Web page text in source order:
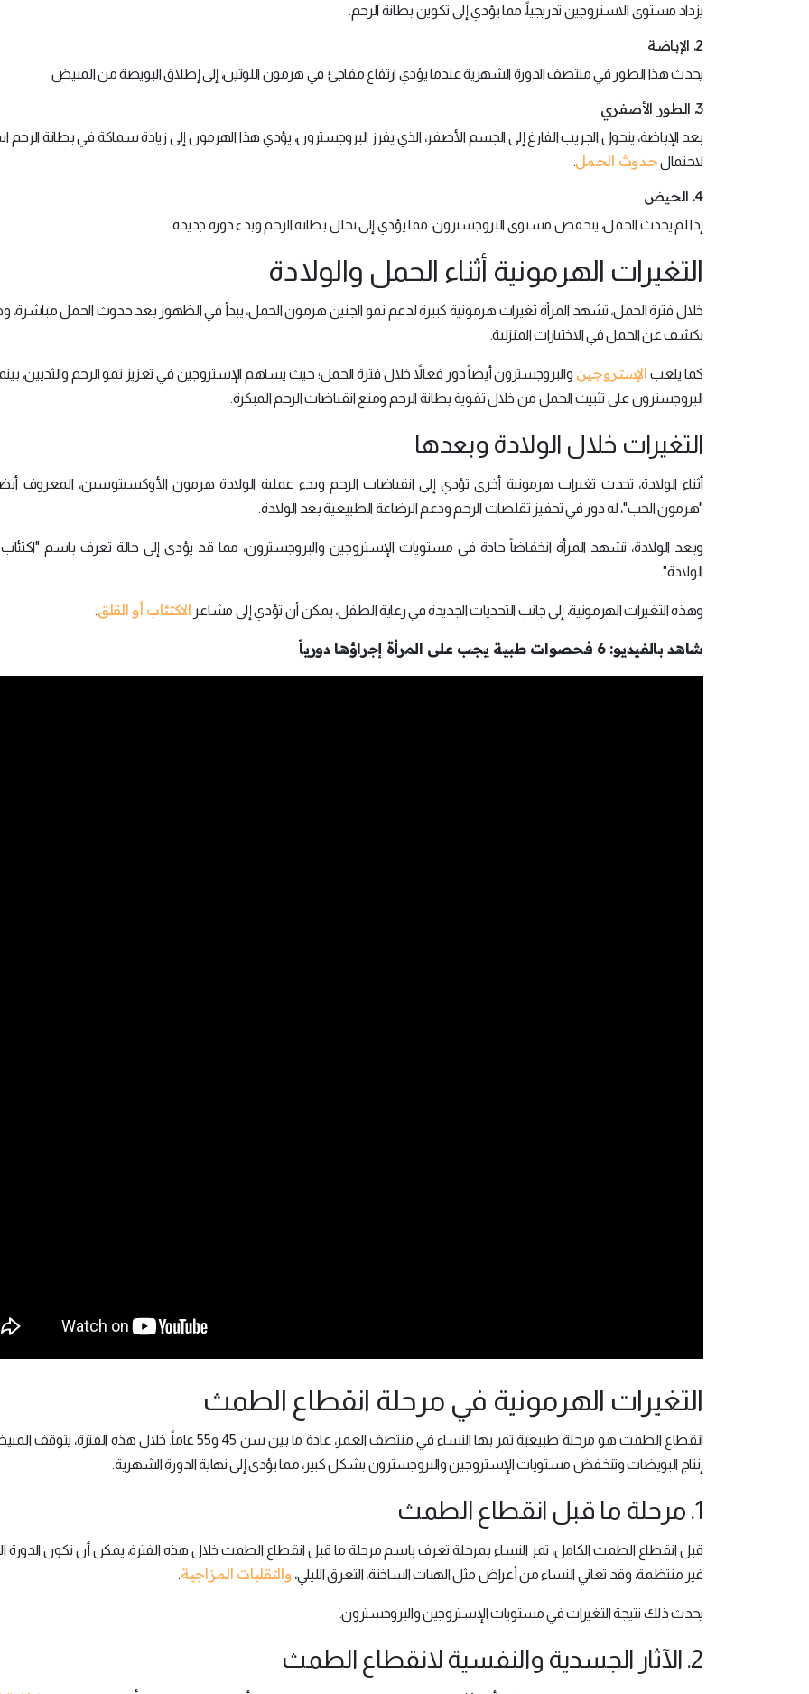
يزداد مستوى الاستروجين تدريجياً، مما يؤدي إلى تكوين بطانة الرحم.
2. الإباضة
يحدث هذا الطور في منتصف الدورة الشهرية عندما يؤدي ارتفاع مفاجئ في هرمون اللوتين، إلى إطلاق البويضة من المبيض.
3. الطور الأصفري
بعد الإباضة، يتحول الجريب الفارغ إلى الجسم الأصفر، الذي يفرز البروجسترون، يؤدي هذا الهرمون إلى زيادة سماكة في بطانة الرحم
لاحتمالحدوث الحمل.
4. الحيض
إذا لم يحدث الحمل، ينخفض مستوى البروجسترون، مما يؤدي إلى تحلل بطانة الرحم وبدء دورة جديدة.
التغيرات الهرمونية أثناء الحمل والولادة
خلال فترة الحمل، تشهد المرأة تغيرات هرمونية كبيرة لدعم نمو الجنين هرمون الحمل، يبدأ في الظهور بعد حدوث الحمل مباشرة،
يكشف عن الحمل في الاختبارات المنزلية.
كما يلعب الإستروجين والبروجسترون أيضاً دور فعالاً خلال فترة الحمل؛ حيث يساهم الإستروجين في تعزيز نمو الرحم والثديين،
البروجسترون على تثبيت الحمل من خلال تقوية بطانة الرحم ومنع انقباضات الرحم المبكرة.
التغيرات خلال الولادة وبعدها
أثناء الولادة، تحدث تغيرات هرمونية أخرى تؤدي إلى انقباضات الرحم وبدء عملية الولادة هرمون الأوكسيتوسين، المعروف
"هرمون الحب"، له دور في تحفيز تقلصات الرحم ودعم الرضاعة الطبيعية بعد الولادة.
وبعد الولادة، تشهد المرأة انخفاضاً حادة في مستويات الإستروجين والبروجسترون، مما قد يؤدي إلى حالة تعرف باسم
الولادة".
وهذه التغيرات الهرمونية، إلى جانب التحديات الجديدة في رعاية الطفل، يمكن أن تؤدي إلى مشاعر الاكتئاب أو القلق.
شاهد بالفيديو: 6 فحصوات طبية يجب على المرأة إجراؤها دورياً
التغيرات الهرمونية في مرحلة انقطاع الطمث
انقطاع الطمث هو مرحلة طبيعية تمر بها النساء في منتصف العمر، عادة ما بين سن 45 و55 عاماً. خلال هذه
إنتاج البويضات وتنخفض مستويات الإستروجين والبروجسترون بشكل كبير، مما يؤدي إلى نهاية الدورة الشهرية.
1. مرحلة ما قبل انقطاع الطمث
قبل انقطاع الطمث الكامل، تمر النساء بمرحلة تعرف باسم مرحلة ما قبل انقطاع الطمث خلال هذه الفترة، يمكن أن تكون الدورة
غير منتظمة، وقد تعاني النساء من أعراض مثل الهبات الساخنة، التعرق الليلي، والتقلبات المزاجية.
يحدث ذلك نتيجة التغيرات في مستويات الإستروجين والبروجسترون.
2. الآثار الجسدية والنفسية لانقطاع الطمث